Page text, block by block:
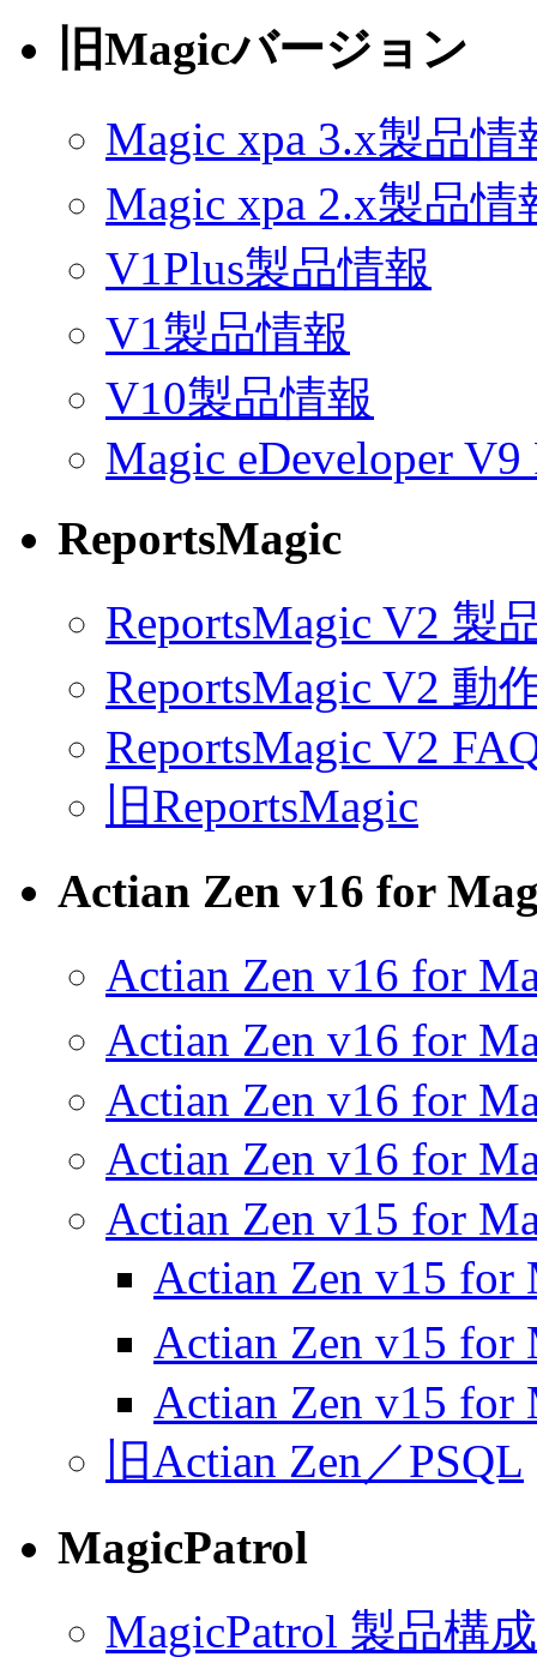
旧Magicバージョン
Magic xpa 3.x製品情
Magic xpa 2.x製品情
V1Plus製品情報
V1製品情報
V10製品情報
Magic eDeveloper V9
ReportsMagic
ReportsMagic V2 製
ReportsMagic V2 動
ReportsMagic V2
旧ReportsMagic
Actian Zen v16 for
Actian Zen v16 for
Actian Zen v16 for
Actian Zen v16 for
Actian Zen v16 for
Actian Zen v15 for
Actian Zen v15
Actian Zen v15
Actian Zen v15 for
旧Actian Zen／PSQL
MagicPatrol
MagicPatrol 製品構成